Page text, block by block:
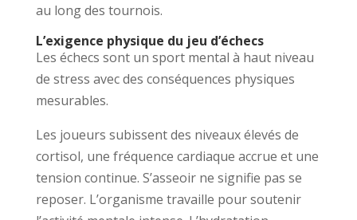
au long des tournois.
L’exigence physique du jeu d’échecs
Les échecs sont un sport mental à haut niveau
de stress avec des conséquences physiques
mesurables.
Les joueurs subissent des niveaux élevés de
cortisol, une fréquence cardiaque accrue et une
tension continue. S’asseoir ne signifie pas se
reposer. L’organisme travaille pour soutenir